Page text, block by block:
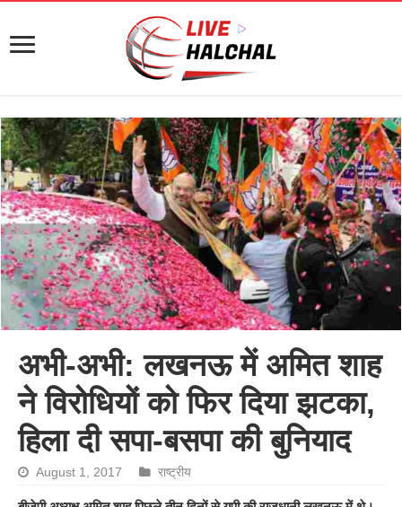
अभी-अभी: लखनऊ में अमित शाह
ने विरोधियों को फिर दिया झटका,
हिला दी सपा-बसपा की बुनियाद
August 1, 2017 राष्ट्रीय